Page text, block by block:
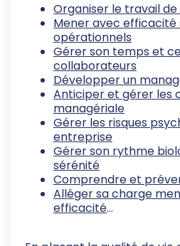
Organiser le travail de
Mener avec efficacité
opérationnels
Gérer son temps et
collaborateurs
Développer un
Anticiper et gérer les
managériale
Gérer les risques
entreprise
Gérer son rythme
sérénité
Comprendre et
Alléger sa charge
efficacité…